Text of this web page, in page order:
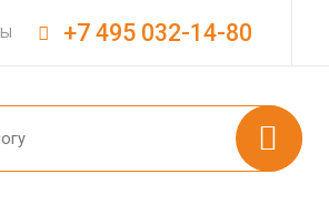
+7 495 032-14-80